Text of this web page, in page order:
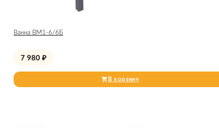
Ванна ВМ1-6/6Б
7 980 ₽
В корзину